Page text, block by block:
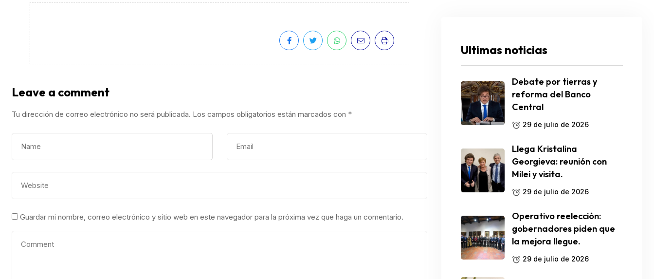
Leave a comment
Tu dirección de correo electrónico no será publicada. Los campos obligatorios están marcados con *
Guardar mi nombre, correo electrónico y sitio web en este navegador para la próxima vez que haga un comentario.
Ultimas noticias
Debate por tierras y
reforma del Banco
Central
29 de julio de 2026
Llega Kristalina
Georgieva: reunión con
Milei y visita.
29 de julio de 2026
Operativo reelección:
gobernadores piden que
la mejora llegue.
29 de julio de 2026